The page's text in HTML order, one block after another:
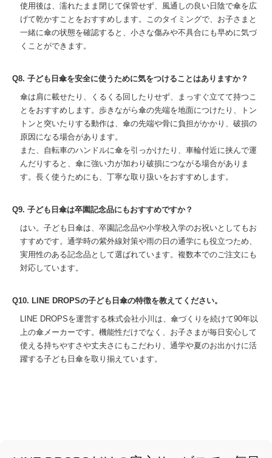
使用後は、濡れたまま閉じて保管せず、風通しの良い日陰で傘を広
げて乾かすことをおすすめします。このタイミングで、お子さまと
一緒に傘の状態を確認すると、小さな傷みや不具合にも早めに気づ
くことができます。
Q8. 子ども日傘を安全に使うために気をつけることはありますか？
傘は肩に載せたり、くるくる回したりせず、まっすぐ立てて持つこ
とをおすすめします。歩きながら傘の先端を地面につけたり、トン
トンと突いたりする動作は、傘の先端や骨に負担がかかり、破損の
原因になる場合があります。
また、自転車のハンドルに傘を引っかけたり、車輪付近に挟んで運
んだりすると、傘に強い力が加わり破損につながる場合がありま
す。長く使うためにも、丁寧な取り扱いをおすすめします。
Q9. 子ども日傘は卒園記念品にもおすすめですか？
はい。子ども日傘は、卒園記念品や小学校入学のお祝いとしてもお
すすめです。通学時の紫外線対策や雨の日の通学にも役立つため、
実用性のある記念品として選ばれています。複数本でのご注文にも
対応しています。
Q10. LINE DROPSの子ども日傘の特徴を教えてください。
LINE DROPSを運営する株式会社小川は、傘づくりを続けて90年以
上の傘メーカーです。機能性だけでなく、お子さまが毎日安心して
使える持ちやすさや丈夫さにもこだわり、通学や夏のお出かけに活
躍する子ども日傘を取り揃えています。